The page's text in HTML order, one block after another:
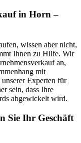
in Horn –
wissen aber nicht,
Ihnen zu Hilfe. Wir
an,
mit
Experten für
sein, dass Ihre
abgewickelt wird.
Sie Ihr Geschäft